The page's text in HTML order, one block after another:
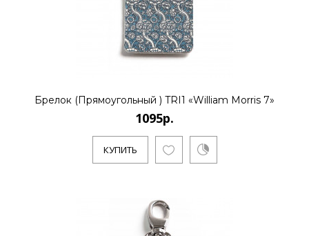
1095р.
Брелок (Прямоугольный ) TRI1 «William Morris 7»
1095р.
КУПИТЬ